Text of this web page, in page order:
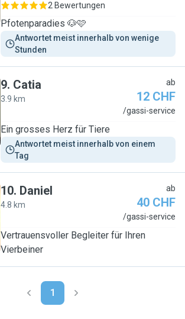
2 Bewertungen
Pfotenparadies 🐶🩷
Antwortet meist innerhalb von wenige
Stunden
9. Catia
3.9 km
ab
12 CHF
/gassi-service
Ein grosses Herz für Tiere
Antwortet meist innerhalb von einem
Tag
10. Daniel
4.8 km
ab
40 CHF
/gassi-service
Vertrauensvoller Begleiter für Ihren
Vierbeiner
1